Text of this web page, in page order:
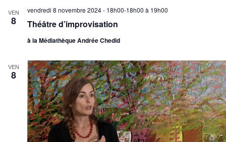
VEN
8 Théâtre d’improvisation
vendredi 8 novembre 2024 - 18h00-18h00 à 19h00
à la Médiathèque Andrée Chedid
VEN
8